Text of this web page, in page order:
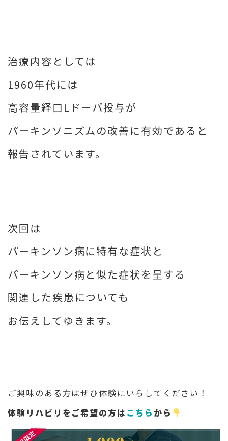
治療内容としては
1960年代には
高容量経口Lドーパ投与が
パーキンソニズムの改善に有効であると
報告されています。
次回は
パーキンソン病に特有な症状と
パーキンソン病と似た症状を呈する
関連した疾患についても
お伝えしてゆきます。
ご興味のある方はぜひ体験にいらしてください！
体験リハビリをご希望の方は こちらから